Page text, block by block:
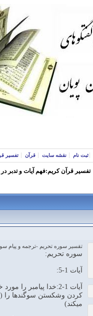
ثبت نام نقشه سایت قرآن تفسیر
تفسير قرآن كريم:فهم آيات و تدبر
تقسير سوره تحريم -ترجمه و پيام
سوره تحریم:
آیات 1-5:
آیات 1-2:خدا
کردن وشکستن سوگندها را
میکند)